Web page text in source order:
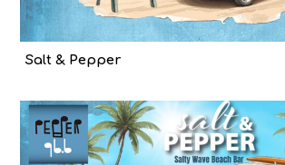
Salt & Pepper